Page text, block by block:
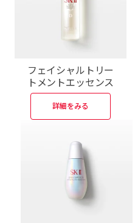
フェイシャルトリー
ト メントエッセンス
詳細をみる